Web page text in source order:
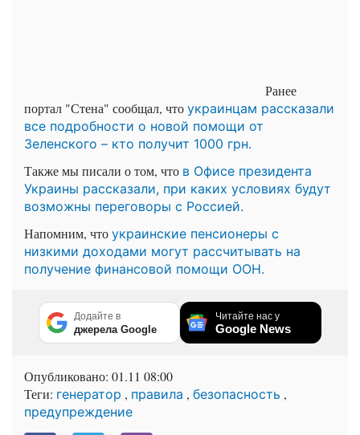
Ранее
портал "Стена" сообщал, что украинцам рассказали
все подробности о новой помощи от
Зеленского – кто получит 1000 грн.
Также мы писали о том, что в Офисе президента
Украины рассказали, при каких условиях будут
возможны переговоры с Россией.
Напомним, что украинские пенсионеры с
низкими доходами могут рассчитывать на
получение финансовой помощи ООН.
Додайте в
джерела Google
Читайте нас у
Google News
Опубликовано: 01.11 08:00
Теги: генератор , правила , безопасность ,
предупреждение